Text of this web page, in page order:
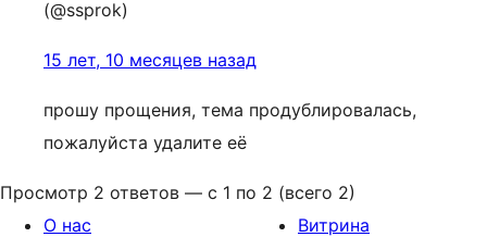
(@ssprok)
15 лет, 10 месяцев назад
прошу прощения, тема продублировалась,
пожалуйста удалите её
Просмотр 2 ответов — с 1 по 2 (всего 2)
О нас
Витрина